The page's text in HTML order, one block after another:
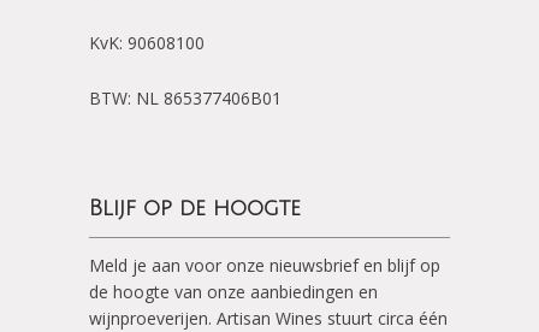
KvK: 90608100
BTW: NL 865377406B01
Blijf op de hoogte
Meld je aan voor onze nieuwsbrief en blijf op
de hoogte van onze aanbiedingen en
wijnproeverijen. Artisan Wines stuurt circa één